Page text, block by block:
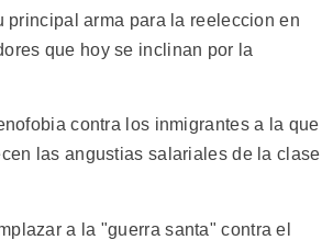
arma para la reeleccion en
que hoy se inclinan por la
contra los inmigrantes a la que
las angustias salariales de la clase
a la "guerra santa" contra el